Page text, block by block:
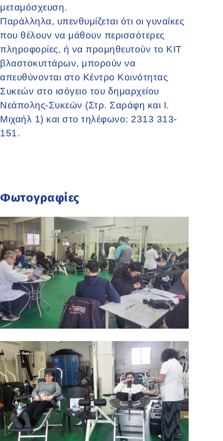
μεταμόσχευση.
Παράλληλα, υπενθυμίζεται ότι οι γυναίκες
που θέλουν να μάθουν περισσότερες
πληροφορίες, ή να προμηθευτούν το ΚΙΤ
βλαστοκυττάρων, μπορούν να
απευθύνονται στο Κέντρο Κοινότητας
Συκεών στο ισόγειο του δημαρχείου
Νεάπολης-Συκεών (Στρ. Σαράφη και Ι.
Μιχαήλ 1) και στο τηλέφωνο: 2313 313-
151.
Φωτογραφίες